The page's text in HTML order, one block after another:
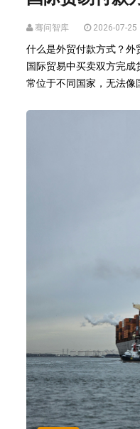
骞问智库 2026-07-25
什么是外贸付款方式？
国际贸易中买卖双方完成
常位于不同国家，无法像